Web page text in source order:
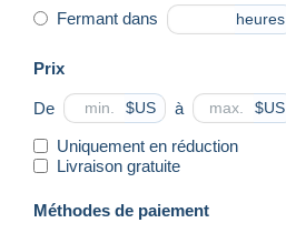
Fermant dans heures
Prix
De $US à $US
Uniquement en réduction
Livraison gratuite
Méthodes de paiement